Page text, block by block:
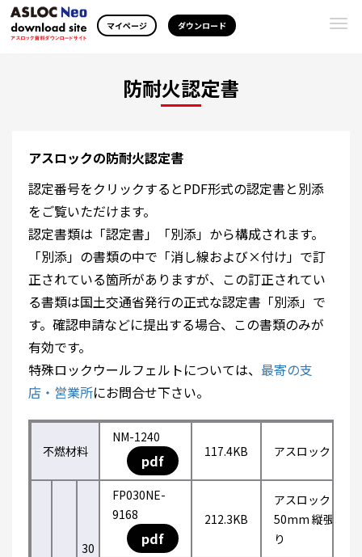
マイページ ダウンロード
防耐火認定書
アスロックの防耐火認定書
認定番号をクリックするとPDF形式の認定書と別添
をご覧いただけます。
認定書類は「認定書」「別添」から構成されます。
「別添」の書類の中で「消し線および×付け」で訂
正されている箇所がありますが、この訂正されてい
る書類は国土交通省発行の正式な認定書「別添」で
す。確認申請などに提出する場合、この書類のみが
有効です。
特殊ロックウールフェルトについては、 最寄の支
店・営業所にお問合せ下さい。
不燃材料
NM-1240
pdf 117.4KB アスロック
30
FP030NE-
9168
pdf
212.3KB
アスロック
50mm 縦張
り